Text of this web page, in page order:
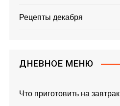
Рецепты декабря
ДНЕВНОЕ МЕНЮ
Что приготовить на завтрак